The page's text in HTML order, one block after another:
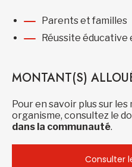
Parents et familles
Réussite éducative
MONTANT(S)
Pour en savoir plus sur
organisme, consultez le
dans la communauté.
Consulter